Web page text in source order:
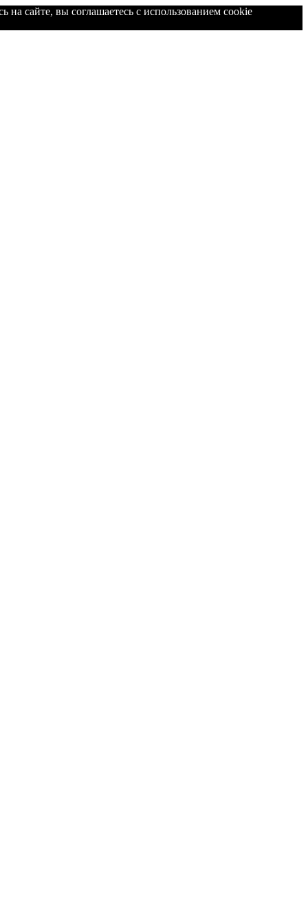
на сайте, вы соглашаетесь с использованием cookie